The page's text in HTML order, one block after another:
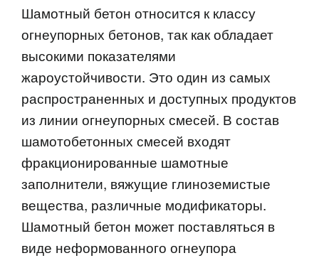
Шамотный бетон относится к классу
огнеупорных бетонов, так как обладает
высокими показателями
жароустойчивости. Это один из самых
распространенных и доступных продуктов
из линии огнеупорных смесей. В состав
шамотобетонных смесей входят
фракционированные шамотные
заполнители, вяжущие глиноземистые
вещества, различные модификаторы.
Шамотный бетон может поставляться в
виде неформованного огнеупора